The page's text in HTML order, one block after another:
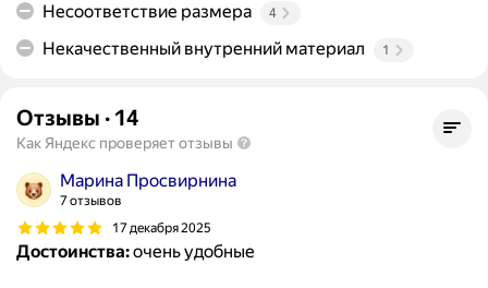
Несоответствие размера 4
Некачественный внутренний материал 1
Отзывы · 14
Как Яндекс проверяет отзывы
Марина Просвирнина
7 отзывов
17 декабря 2025
Достоинства:очень удобные